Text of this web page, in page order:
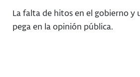
La falta de hitos en el gobierno y
pega en la opinión pública.